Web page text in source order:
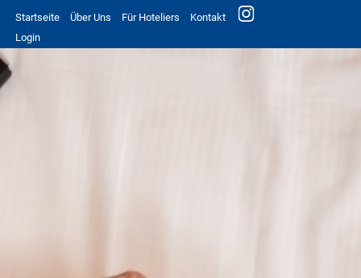
Startseite Über Uns Für Hoteliers
Kontakt
Login